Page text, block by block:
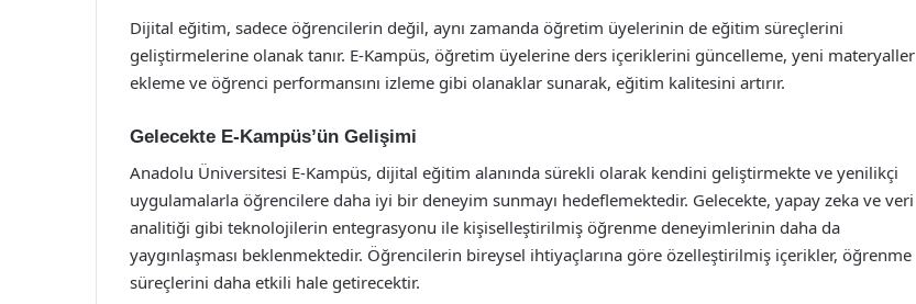
Dijital eğitim, sadece öğrencilerin değil, aynı zamanda öğretim üyelerinin de eğitim süreçlerini
geliştirmelerine olanak tanır. E-Kampüs, öğretim üyelerine ders içeriklerini güncelleme, yeni materyaller
ekleme ve öğrenci performansını izleme gibi olanaklar sunarak, eğitim kalitesini artırır.
Gelecekte E-Kampüs’ün Gelişimi
Anadolu Üniversitesi E-Kampüs, dijital eğitim alanında sürekli olarak kendini geliştirmekte ve yenilikçi
uygulamalarla öğrencilere daha iyi bir deneyim sunmayı hedeflemektedir. Gelecekte, yapay zeka ve veri
analitiği gibi teknolojilerin entegrasyonu ile kişiselleştirilmiş öğrenme deneyimlerinin daha da
yaygınlaşması beklenmektedir. Öğrencilerin bireysel ihtiyaçlarına göre özelleştirilmiş içerikler, öğrenme
süreçlerini daha etkili hale getirecektir.